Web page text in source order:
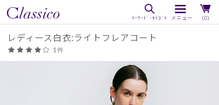
（0）
レディース白衣:ライトフレアコート
1件